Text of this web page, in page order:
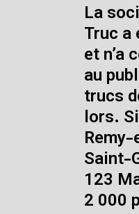
La
Truc a
et n’a
au
trucs
lors.
Saint-
123
2 000